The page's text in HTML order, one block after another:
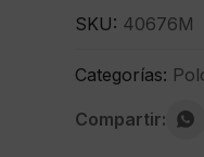
SKU: 40676M
Categorías:
Compartir: